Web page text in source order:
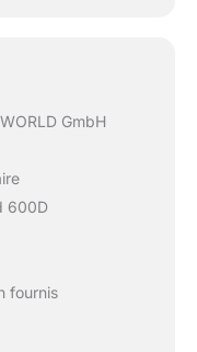
GmbH
600D
fournis